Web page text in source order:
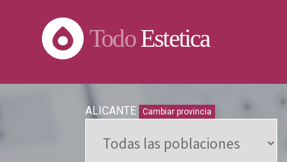
TodoEstetica
ALICANTE Cambiar provincia